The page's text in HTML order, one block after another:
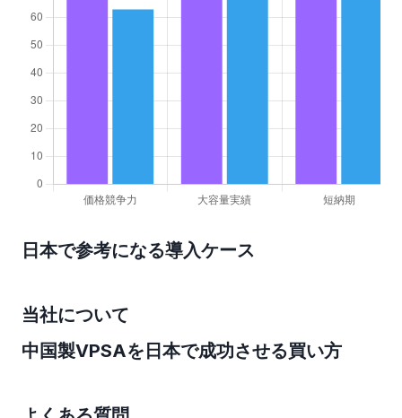
日本で参考になる導入ケース
当社について
中国製VPSAを日本で成功させる買い方